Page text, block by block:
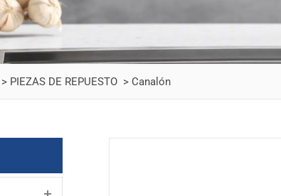
> PIEZAS DE REPUESTO > Canalón